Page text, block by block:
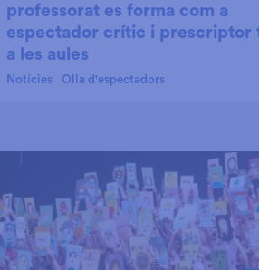
professorat es forma com a
espectador crític i prescriptor
a les aules
Notícies Olla d'espectadors